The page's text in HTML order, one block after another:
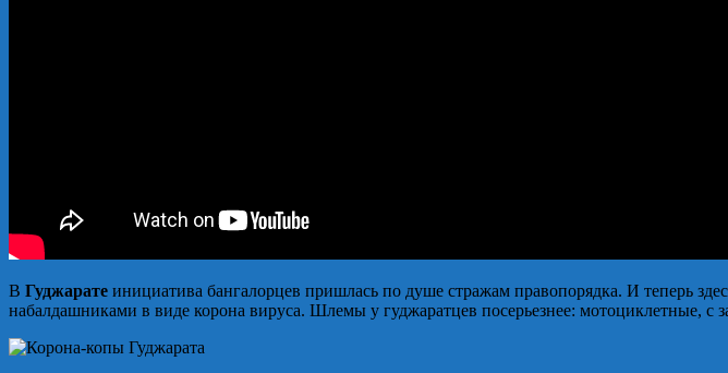
В Гуджарате инициатива бангалорцев пришлась по душе стражам правопорядка. И теперь
набалдашниками в виде корона вируса. Шлемы у гуджаратцев посерьезнее: мотоциклетные,